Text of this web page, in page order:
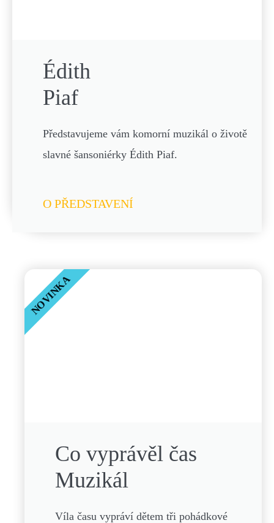
Édith
Piaf
Představujeme vám komorní muzikál o životě
slavné šansoniérky Édith Piaf.
O PŘEDSTAVENÍ
Co vyprávěl čas
Muzikál
Víla času vypráví dětem tři pohádkové
NOVINKA